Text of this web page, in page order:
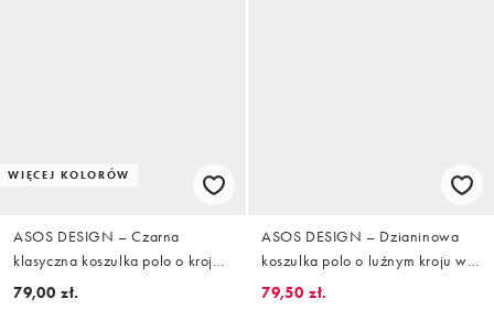
WIĘCEJ KOLORÓW
ASOS DESIGN – Czarna
klasyczna koszulka polo o kroju
podkreślającym sylwetkę
79,00 zł.
ASOS DESIGN – Dzianinowa
koszulka polo o luźnym kroju w
czarno-beżowe paski
79,50 zł.